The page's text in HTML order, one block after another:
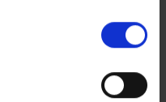
in qualsiasi
cookie o facendo clic